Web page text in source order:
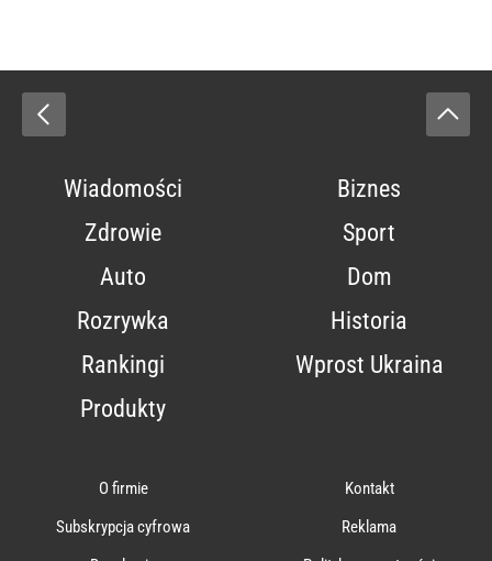
Wiadomości
Biznes
Zdrowie
Sport
Auto
Dom
Rozrywka
Historia
Rankingi
Wprost Ukraina
Produkty
O firmie
Kontakt
Subskrypcja cyfrowa
Reklama